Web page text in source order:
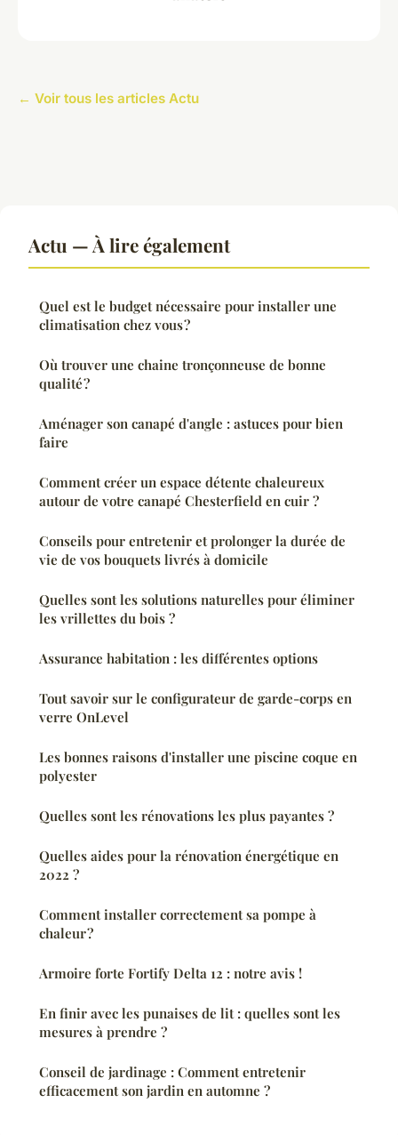
← Voir tous les articles Actu
Actu — À lire également
Quel est le budget nécessaire pour installer une
climatisation chez vous ?
Où trouver une chaine tronçonneuse de bonne
qualité ?
Aménager son canapé d'angle : astuces pour bien
faire
Comment créer un espace détente chaleureux
autour de votre canapé Chesterfield en cuir ?
Conseils pour entretenir et prolonger la durée de
vie de vos bouquets livrés à domicile
Quelles sont les solutions naturelles pour éliminer
les vrillettes du bois ?
Assurance habitation : les différentes options
Tout savoir sur le configurateur de garde-corps en
verre OnLevel
Les bonnes raisons d'installer une piscine coque en
polyester
Quelles sont les rénovations les plus payantes ?
Quelles aides pour la rénovation énergétique en
2022 ?
Comment installer correctement sa pompe à
chaleur ?
Armoire forte Fortify Delta 12 : notre avis !
En finir avec les punaises de lit : quelles sont les
mesures à prendre ?
Conseil de jardinage : Comment entretenir
efficacement son jardin en automne ?